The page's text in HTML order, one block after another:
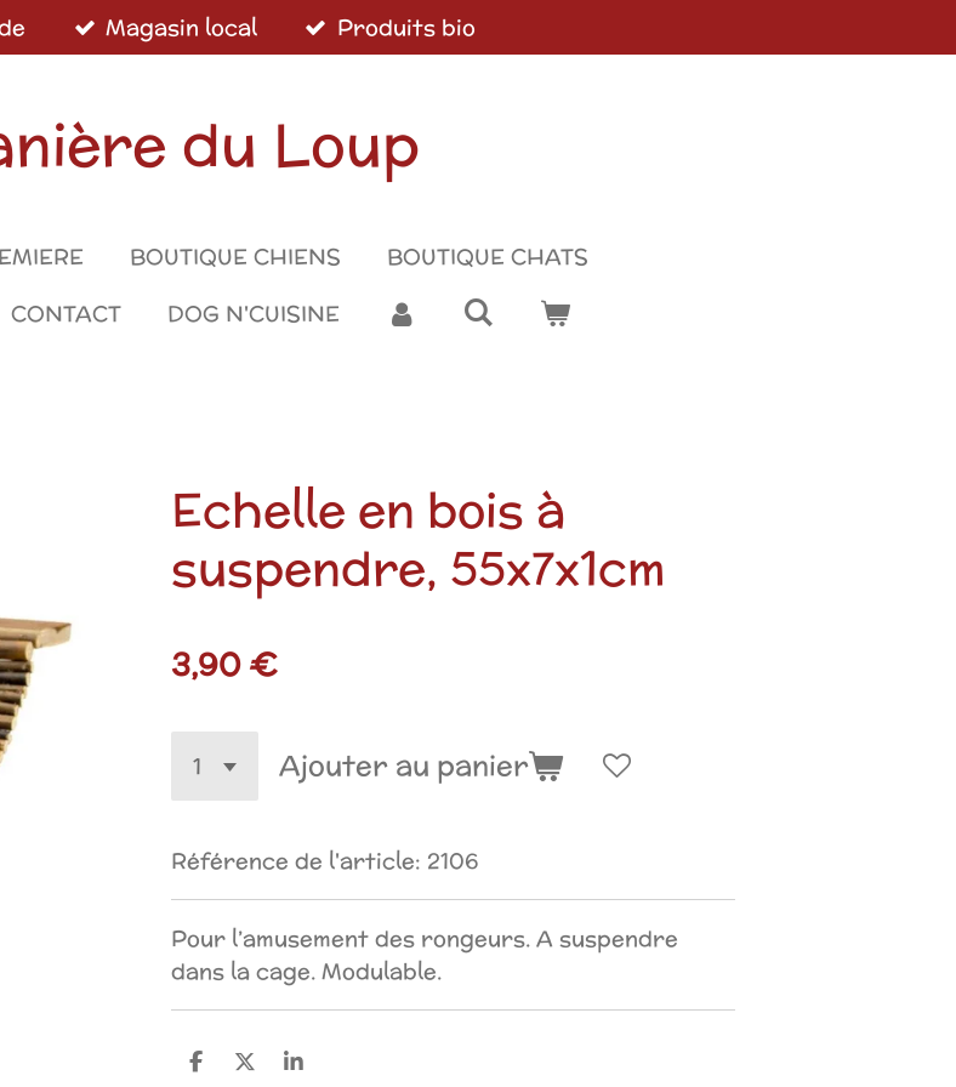
Magasin local Produits bio
du Loup
BOUTIQUE CHIENS
BOUTIQUE CHATS
CONTACT DOG N'CUISINE
Echelle en bois à
suspendre, 55x7x1cm
3,90 €
Ajouter au panier
Référence de l'article: 2106
Pour l’amusement des rongeurs. A suspendre
dans la cage. Modulable.
P P P